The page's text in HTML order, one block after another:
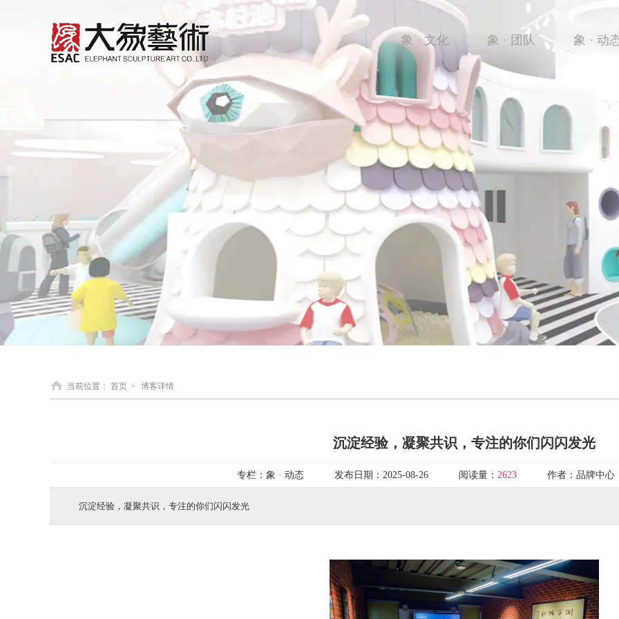
象 · 文化 象 · 团队 象 · 动
当前位置： 首页 > 博客详情
沉淀经验，凝聚共识，专注的你们闪闪发光
专栏： 象 · 动态 发布日期： 2025-08-26 阅读量： 2623 作者： 品牌中心
沉淀经验，凝聚共识，专注的你们闪闪发光